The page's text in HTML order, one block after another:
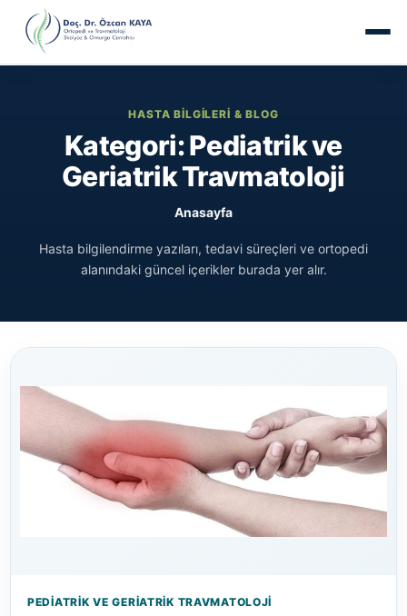
HASTA BILGILERI & BLOG
Kategori: Pediatrik ve
Geriatrik Travmatoloji
Anasayfa
Hasta bilgilendirme yazıları, tedavi süreçleri ve ortopedi
alanındaki güncel içerikler burada yer alır.
PEDIATRIK VE GERIATRIK TRAVMATOLOJI